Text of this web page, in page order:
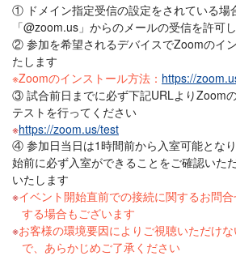
① ドメイン指定受信の設定をされている場
「@zoom.us」からのメールの受信を許可
② 参加を希望されるデバイスでZoomのイ
たします
※Zoomのインストール方法： https://
③ 試合前日までに必ず下記URLよりZoom
テストを行ってください
https://zoom.us/test
④ 参加日当日は1時間前から入室可能とな
始前に必ず入室ができることをご確認いた
いたします
イベント開始直前での接続に関するお問
する場合もございます
お客様の環境要因によりご視聴いただけ
で、あらかじめご了承ください